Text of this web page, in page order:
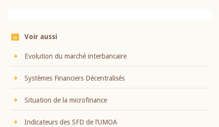
Voir aussi
Evolution du marché interbancaire
Systèmes Financiers Décentralisés
Situation de la microfinance
Indicateurs des SFD de l’UMOA